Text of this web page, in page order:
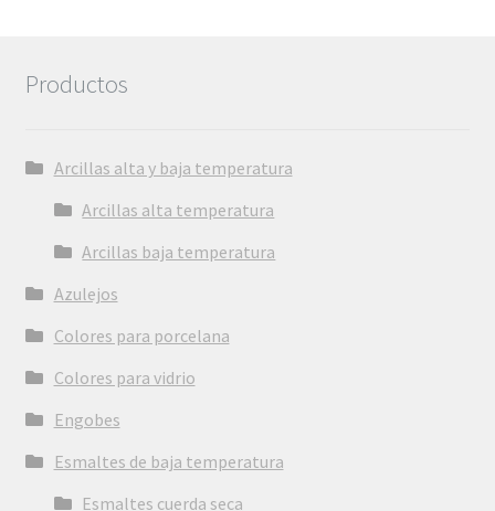
Productos
Arcillas alta y baja temperatura
Arcillas alta temperatura
Arcillas baja temperatura
Azulejos
Colores para porcelana
Colores para vidrio
Engobes
Esmaltes de baja temperatura
Esmaltes cuerda seca